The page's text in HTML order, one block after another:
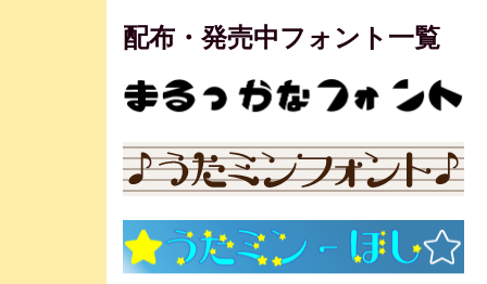
配布・発売中フォント一覧